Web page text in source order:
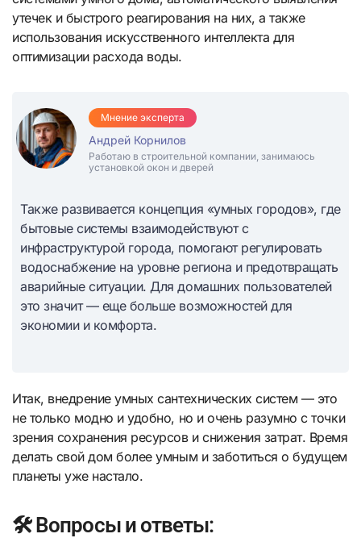
утечек и быстрого реагирования на них, а также
использования искусственного интеллекта для
оптимизации расхода воды.
Мнение эксперта
Андрей Корнилов
Работаю в строительной компании, занимаюсь
установкой окон и дверей
Также развивается концепция «умных городов», где
бытовые системы взаимодействуют с
инфраструктурой города, помогают регулировать
водоснабжение на уровне региона и предотвращать
аварийные ситуации. Для домашних пользователей
это значит — еще больше возможностей для
экономии и комфорта.
Итак, внедрение умных сантехнических систем — это
не только модно и удобно, но и очень разумно с точки
зрения сохранения ресурсов и снижения затрат. Время
делать свой дом более умным и заботиться о будущем
планеты уже настало.
🛠️ Вопросы и ответы: